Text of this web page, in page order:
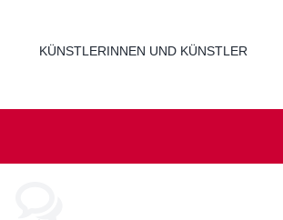
KÜNSTLERINNEN UND KÜNSTLER